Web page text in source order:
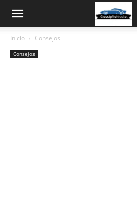
Inicio Consejos
Consejos